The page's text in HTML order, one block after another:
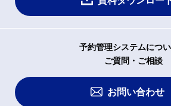
予約管理システムにつ
ご質問・ご相談
お問い合わせ